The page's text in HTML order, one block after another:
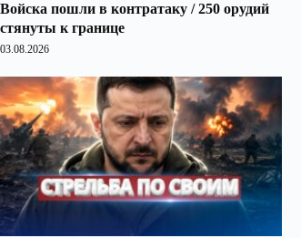
Войска пошли в контратаку / 250 орудий
стянуты к границе
03.08.2026